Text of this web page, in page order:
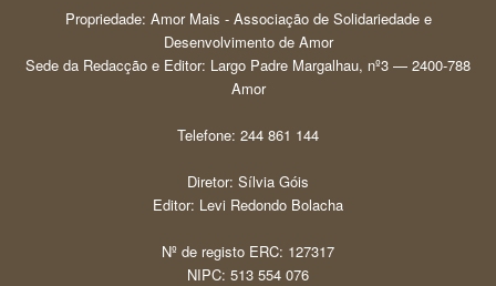
Propriedade: Amor Mais - Associação de Solidariedade e
Desenvolvimento de Amor
Sede da Redacção e Editor: Largo Padre Margalhau, nº3 — 2400-788
Amor
Telefone: 244 861 144
Diretor: Sílvia Góis
Editor: Levi Redondo Bolacha
Nº de registo ERC: 127317
NIPC: 513 554 076